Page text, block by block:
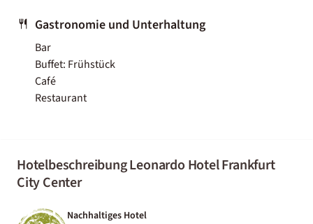
Gastronomie und Unterhaltung
Bar
Buffet: Frühstück
Café
Restaurant
Hotelbeschreibung Leonardo Hotel Frankfurt
City Center
Nachhaltiges Hotel